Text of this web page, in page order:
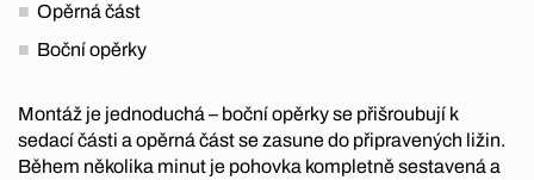
Opěrná část
Boční opěrky
Montáž je jednoduchá – boční opěrky se přišroubují k
sedací části a opěrná část se zasune do připravených ližin.
Během několika minut je pohovka kompletně sestavená a